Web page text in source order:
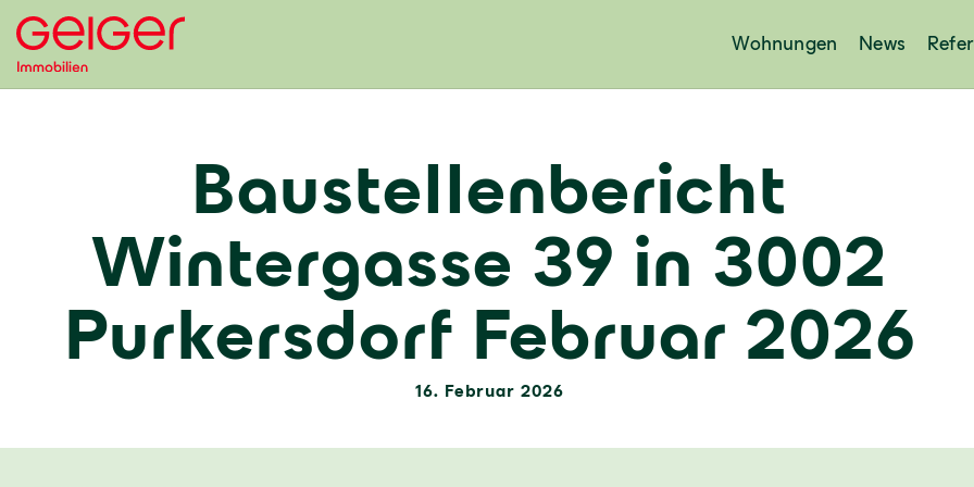
Wohnungen News
Baustellenbericht
Wintergasse 39 in 3002
Purkersdorf Februar 2026
16. Februar 2026